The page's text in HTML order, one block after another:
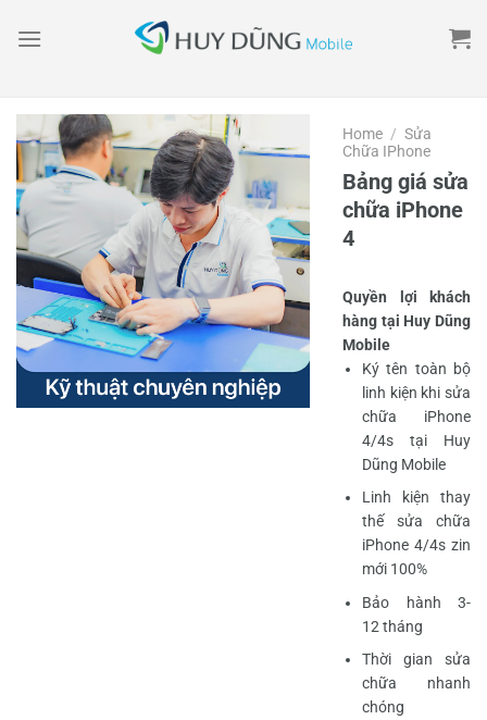
Home / Sửa
Chữa IPhone
Bảng giá sửa
chữa iPhone
4
Quyền lợi khách
hàng tại Huy Dũng
Mobile
Ký tên toàn bộ
linh kiện khi sửa
chữa iPhone
4/4s tại Huy
Dũng Mobile
Linh kiện thay
thế sửa chữa
iPhone 4/4s zin
mới 100%
Bảo hành 3-
12 tháng
Thời gian sửa
chữa nhanh
chóng